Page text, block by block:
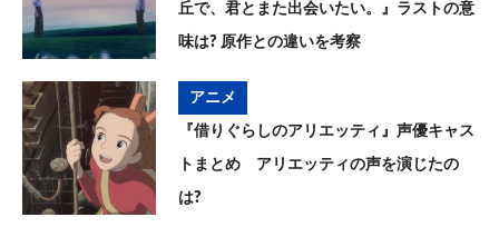
丘で、君とまた出会いたい。』ラストの意
味は? 原作との違いを考察
アニメ
『借りぐらしのアリエッティ』声優キャス
トまとめ アリエッティの声を演じたの
は?